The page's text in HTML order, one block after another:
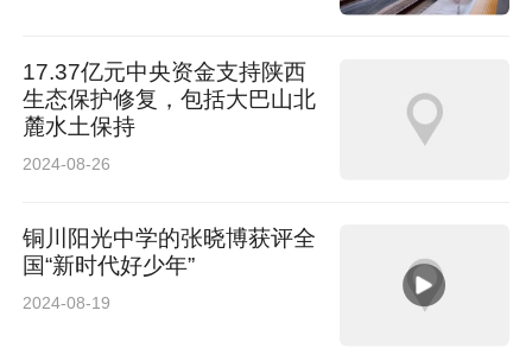
杨磊 西部机场集团宁夏机场有限公司地面服务分
公司机务工程队机务维修工
站消防员
董敬 陕西红马科技有限公司制造中心前驱体技术
17.37亿元中央资金支持陕西
生态保护修复，包括大巴山北
麓水土保持
2024-08-26
铜川阳光中学的张晓博获评全
国“新时代好少年”
2024-08-19